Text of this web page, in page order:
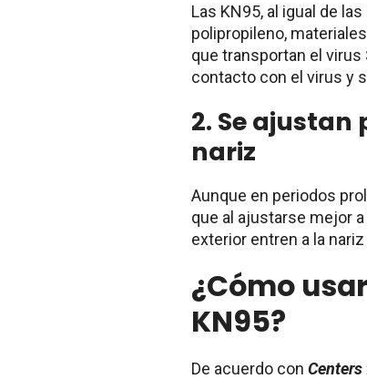
Las KN95, al igual de
polipropileno,
que transportan el virus
contacto con el virus y
2. Se
nariz
Aunque en periodos
que al ajustarse mejor
exterior entren a la
¿Cómo
KN95?
De acuerdo con